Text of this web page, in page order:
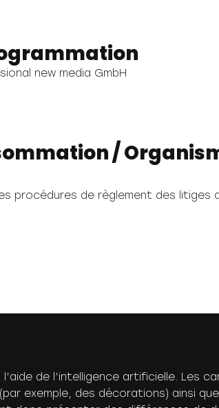
new media GmbH
/
procédures de règlement des litiges
de l’intelligence artificielle. Les
exemple, des décorations) ainsi